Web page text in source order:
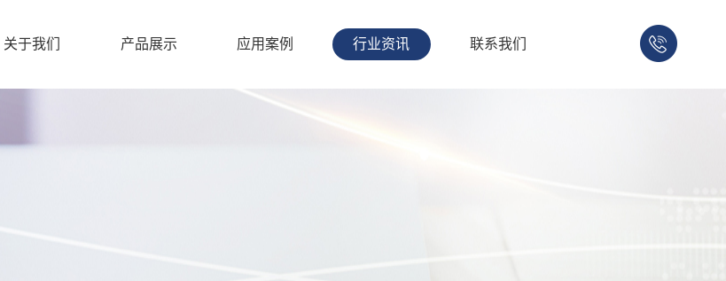
关于我们 产品展示 应用案例 行业资讯 联系我们